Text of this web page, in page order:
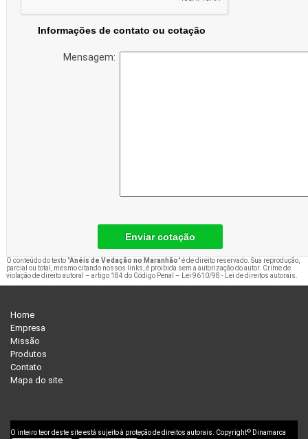
Informações de contato ou cotação
Mensagem:
Enviar cotação
O conteúdo do texto "Anéis de Vedação no Maranhão" é de direito reservado. Sua reprodução,
parcial ou total, mesmo citando nossos links, é proibida sem a autorização do autor. Crime de
violação de direito autoral – artigo 184 do Código Penal – Lei 9610/98 - Lei de direitos autorais.
Home
Empresa
Missão
Produtos
Contato
Mapa do site
O inteiro teor deste site está sujeito à proteção de direitos autorais. Copyright© Dinamarca